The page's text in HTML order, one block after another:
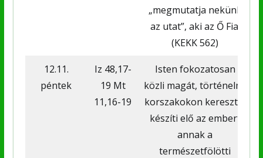
„megmutatja nekünk
az utat”, aki az Ő Fia.
(KEKK 562)
12.11.
péntek
Iz 48,17-
19 Mt
11,16-19
Isten fokozatosan
közli magát, történelmi
korszakokon keresztül
készíti elő az embert
annak a
természetfölötti